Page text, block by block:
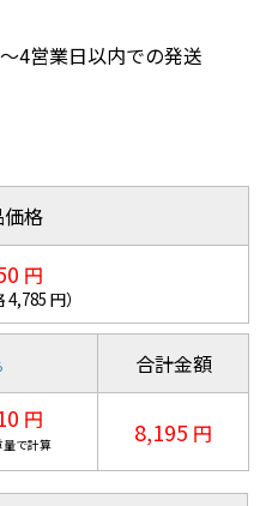
4営業日以内での発送
格
円
4,785 円）
円
で計算
合計金額
8,195 円